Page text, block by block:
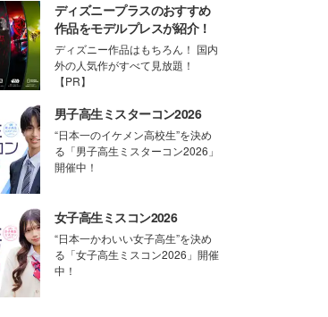
ディズニープラスのおすすめ
作品をモデルプレスが紹介！
ディズニー作品はもちろん！ 国内
外の人気作がすべて見放題！
【PR】
男子高生ミスターコン2026
“日本一のイケメン高校生”を決め
る「男子高生ミスターコン2026」
開催中！
女子高生ミスコン2026
“日本一かわいい女子高生”を決め
る「女子高生ミスコン2026」開催
中！